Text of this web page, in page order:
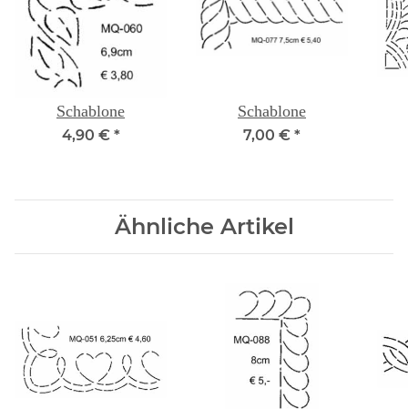
Schablone
4,90 € *
Schablone
7,00 € *
Ähnliche Artikel